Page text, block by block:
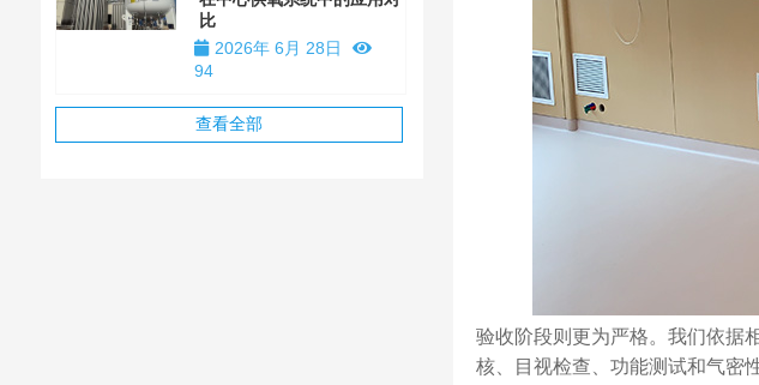
验收阶段则更为严格。我们依据
核、目视检查、功能测试和气密
比
2026年 6月 28日
94
查看全部
查看全部